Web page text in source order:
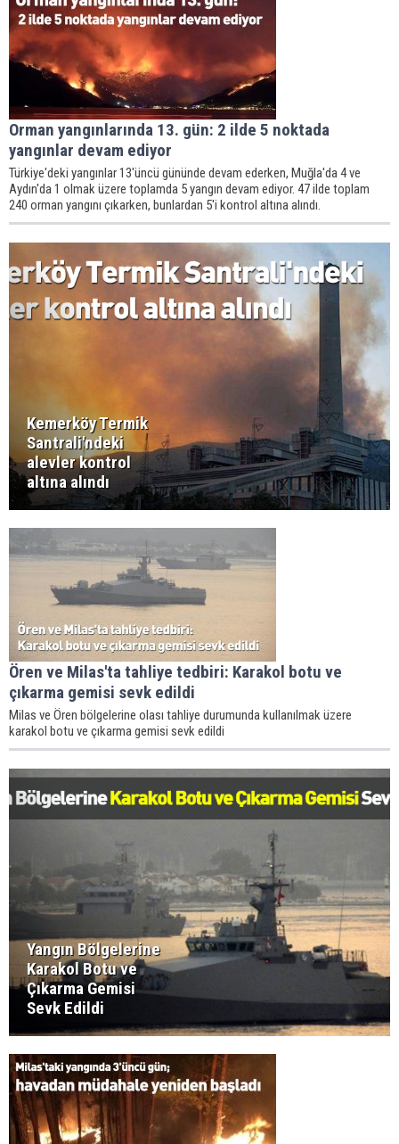
Orman yangınlarında 13. gün: 2 ilde 5 noktada
yangınlar devam ediyor
Türkiye'deki yangınlar 13'üncü gününde devam ederken, Muğla'da 4 ve
Aydın'da 1 olmak üzere toplamda 5 yangın devam ediyor. 47 ilde toplam
240 orman yangını çıkarken, bunlardan 5'i kontrol altına alındı.
Kemerköy Termik
Santrali'ndeki
alevler kontrol
altına alındı
Ören ve Milas'ta tahliye tedbiri: Karakol botu ve
çıkarma gemisi sevk edildi
Milas ve Ören bölgelerine olası tahliye durumunda kullanılmak üzere
karakol botu ve çıkarma gemisi sevk edildi
Yangın Bölgelerine
Karakol Botu ve
Çıkarma Gemisi
Sevk Edildi